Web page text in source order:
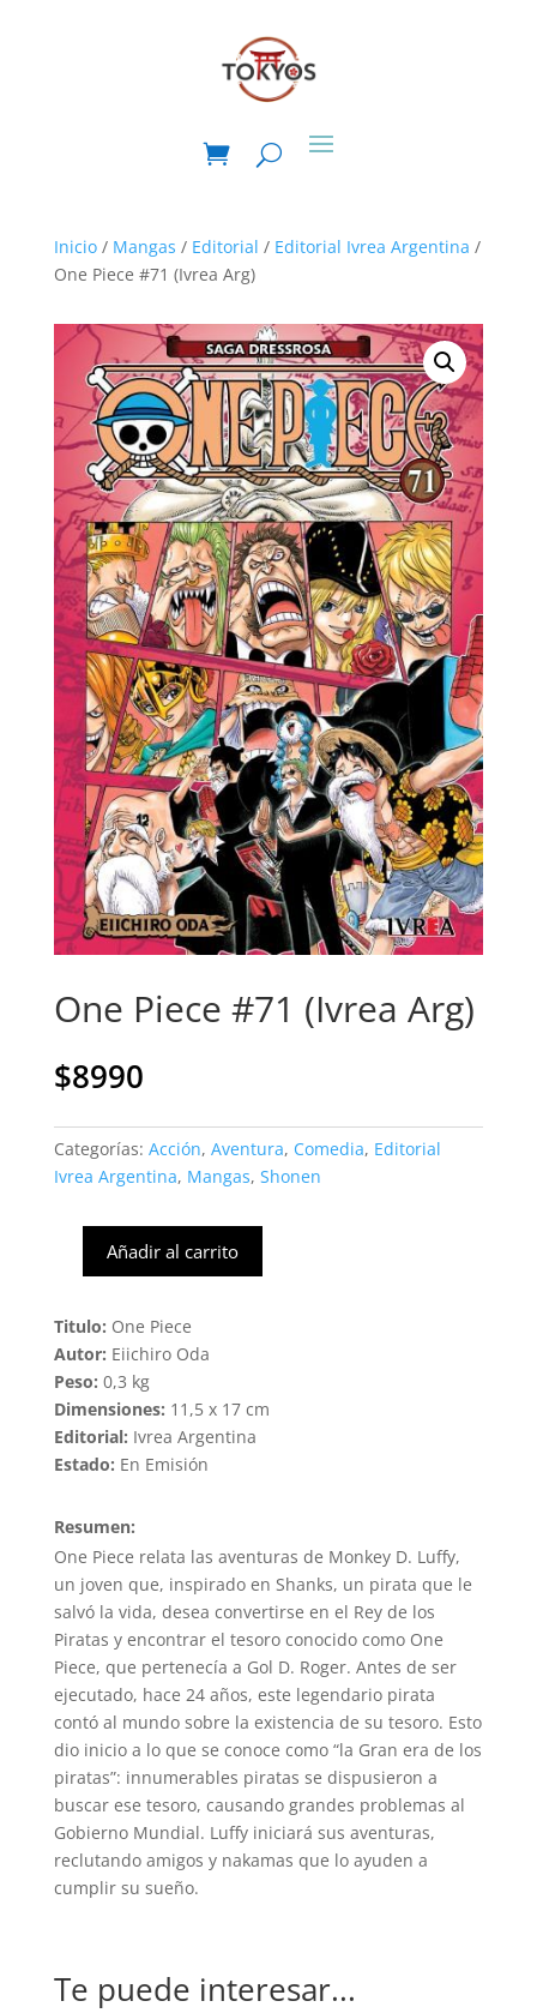
Inicio/ Mangas / Editorial / Editorial Ivrea Argentina /
One Piece #71 (Ivrea Arg)
One Piece #71 (Ivrea Arg)
$8990
Categorías: Acción, Aventura, Comedia, Editorial
Ivrea Argentina, Mangas, Shonen
#71
(Ivrea
Arg)
cantidad
Añadir al carrito
Titulo: One Piece
Autor: Eiichiro Oda
Peso: 0,3 kg
Dimensiones: 11,5 x 17 cm
Editorial: Ivrea Argentina
Estado: En Emisión
Resumen:
One Piece relata las aventuras de Monkey D. Luffy,
un joven que, inspirado en Shanks, un pirata que le
salvó la vida, desea convertirse en el Rey de los
Piratas y encontrar el tesoro conocido como One
Piece, que pertenecía a Gol D. Roger. Antes de ser
ejecutado, hace 24 años, este legendario pirata
contó al mundo sobre la existencia de su tesoro. Esto
dio inicio a lo que se conoce como “la Gran era de los
piratas”: innumerables piratas se dispusieron a
buscar ese tesoro, causando grandes problemas al
Gobierno Mundial. Luffy iniciará sus aventuras,
reclutando amigos y nakamas que lo ayuden a
cumplir su sueño.
Te puede interesar...